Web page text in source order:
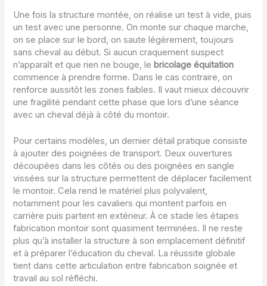
Une fois la structure montée, on réalise un test à vide, puis
un test avec une personne. On monte sur chaque marche,
on se place sur le bord, on saute légèrement, toujours
sans cheval au début. Si aucun craquement suspect
n’apparaît et que rien ne bouge, le bricolage équitation
commence à prendre forme. Dans le cas contraire, on
renforce aussitôt les zones faibles. Il vaut mieux découvrir
une fragilité pendant cette phase que lors d’une séance
avec un cheval déjà à côté du montoir.
Pour certains modèles, un dernier détail pratique consiste
à ajouter des poignées de transport. Deux ouvertures
découpées dans les côtés ou des poignées en sangle
vissées sur la structure permettent de déplacer facilement
le montoir. Cela rend le matériel plus polyvalent,
notamment pour les cavaliers qui montent parfois en
carrière puis partent en extérieur. À ce stade les étapes
fabrication montoir sont quasiment terminées. Il ne reste
plus qu’à installer la structure à son emplacement définitif
et à préparer l’éducation du cheval. La réussite globale
tient dans cette articulation entre fabrication soignée et
travail au sol réfléchi.